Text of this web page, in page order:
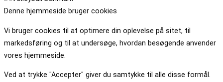
Denne hjemmeside bruger cookies
Vi bruger cookies til at optimere din oplevelse på sitet, til
markedsføring og til at undersøge, hvordan besøgende anvender
vores hjemmeside.
Ved at trykke "Accepter" giver du samtykke til alle disse formål.